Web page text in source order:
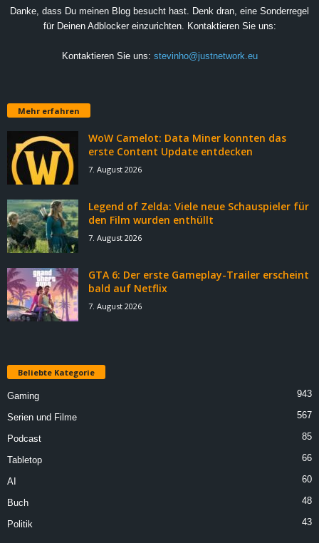
Danke, dass Du meinen Blog besucht hast. Denk dran, eine Sonderregel
für Deinen Adblocker einzurichten. Kontaktieren Sie uns:
Kontaktieren Sie uns: stevinho@justnetwork.eu
Mehr erfahren
WoW Camelot: Data Miner konnten das
erste Content Update entdecken
7. August 2026
Legend of Zelda: Viele neue Schauspieler für
den Film wurden enthüllt
7. August 2026
GTA 6: Der erste Gameplay-Trailer erscheint
bald auf Netflix
7. August 2026
Beliebte Kategorie
Gaming 943
Serien und Filme 567
Podcast 85
Tabletop 66
AI 60
Buch 48
Politik 43